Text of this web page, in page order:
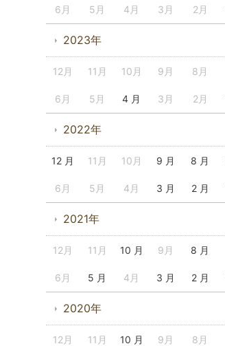
6月 5月 4月 3月 2月
2023年
12月 11月 10月 9月 8月
6月 5月 4 月 3月 2月
2022年
12 月 11月 10月 9 月 8 月
6月 5月 4月 3 月 2 月
2021年
12月 11月 10 月 9月 8 月
6月 5 月 4月 3 月 2 月
2020年
12月 11月 10 月 9月 8月